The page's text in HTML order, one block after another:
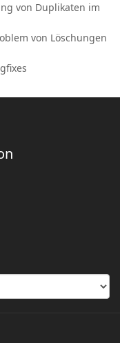
von Duplikaten im
von Löschungen